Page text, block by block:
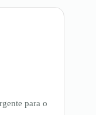
para o